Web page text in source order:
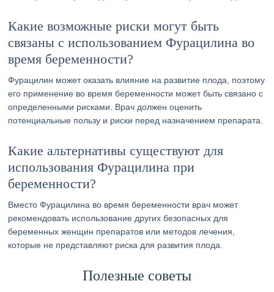
Какие возможные риски могут быть
связаны с использованием Фурацилина во
время беременности?
Фурацилин может оказать влияние на развитие плода, поэтому
его применение во время беременности может быть связано с
определенными рисками. Врач должен оценить
потенциальные пользу и риски перед назначением препарата.
Какие альтернативы существуют для
использования Фурацилина при
беременности?
Вместо Фурацилина во время беременности врач может
рекомендовать использование других безопасных для
беременных женщин препаратов или методов лечения,
которые не представляют риска для развития плода.
Полезные советы